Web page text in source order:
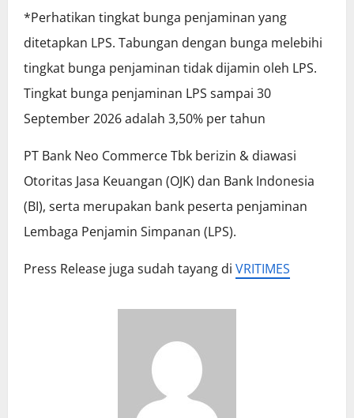
*Perhatikan tingkat bunga penjaminan yang
ditetapkan LPS. Tabungan dengan bunga melebihi
tingkat bunga penjaminan tidak dijamin oleh LPS.
Tingkat bunga penjaminan LPS sampai 30
September 2026 adalah 3,50% per tahun
PT Bank Neo Commerce Tbk berizin & diawasi
Otoritas Jasa Keuangan (OJK) dan Bank Indonesia
(BI), serta merupakan bank peserta penjaminan
Lembaga Penjamin Simpanan (LPS).
Press Release juga sudah tayang di VRITIMES